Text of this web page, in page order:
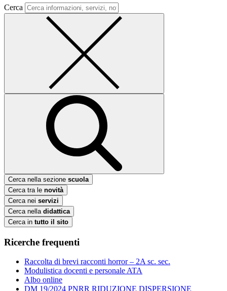
Cerca
Cerca nella sezione scuola
Cerca tra le novità
Cerca nei servizi
Cerca nella didattica
Cerca in tutto il sito
Ricerche frequenti
Raccolta di brevi racconti horror – 2A sc. sec.
Modulistica docenti e personale ATA
Albo online
DM 19/2024 PNRR RIDUZIONE DISPERSIONE